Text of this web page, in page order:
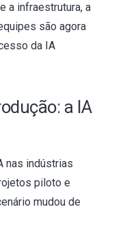
a infraestrutura, a
são agora
da IA
a IA
nas indústrias
piloto e
mudou de